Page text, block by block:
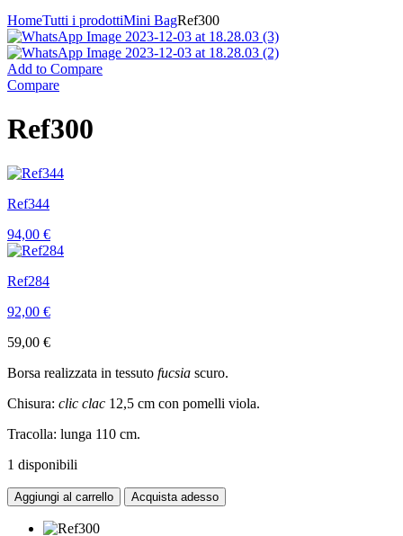
HomeTutti i prodottiMini BagRef300
Add to Compare
Compare
Ref300
Ref344
94,00 €
Ref284
92,00 €
59,00 €
Borsa realizzata in tessuto fucsia scuro.
Chisura: clic clac 12,5 cm con pomelli viola.
Tracolla: lunga 110 cm.
1 disponibili
Aggiungi al carrello Acquista adesso